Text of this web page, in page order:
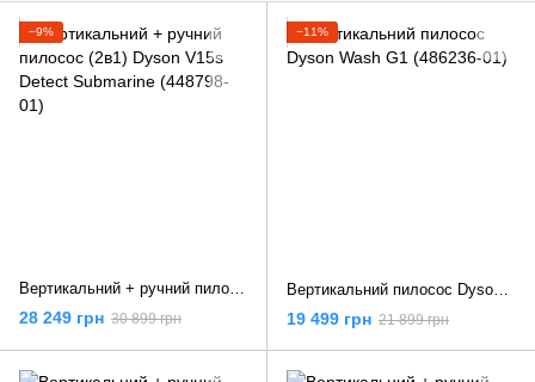
−9%
Вертикальний + ручний пилосос (2в1) Dyson V15s Detect Submarine (448798-01)
28 249 грн 30 899 грн
−11%
Вертикальний пилосос Dyson Wash G1 (486236-01)
19 499 грн 21 899 грн